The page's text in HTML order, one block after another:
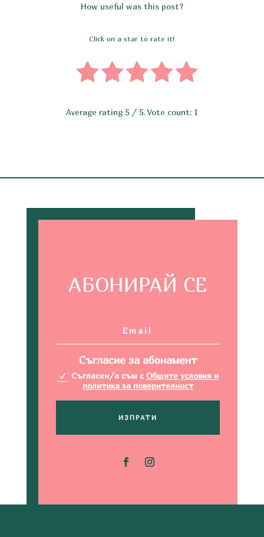
How useful was this post?
Click on a star to rate it!
Average rating 5/ 5. Vote count: 1
АБОНИРАЙ СЕ
Съгласие за абонамент
Съгласен/а съм с Общите условия и
политика за поверителност
ИЗПРАТИ